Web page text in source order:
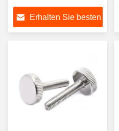
männliche und
weibliche
Aluminiumschraube
Erhalten Sie besten